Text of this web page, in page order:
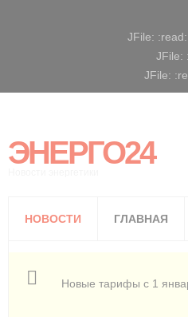
JFile:
JFile:
JFile:
ЭНЕРГО24
НОВОСТИ ГЛАВНАЯ
Новые тарифы с 1